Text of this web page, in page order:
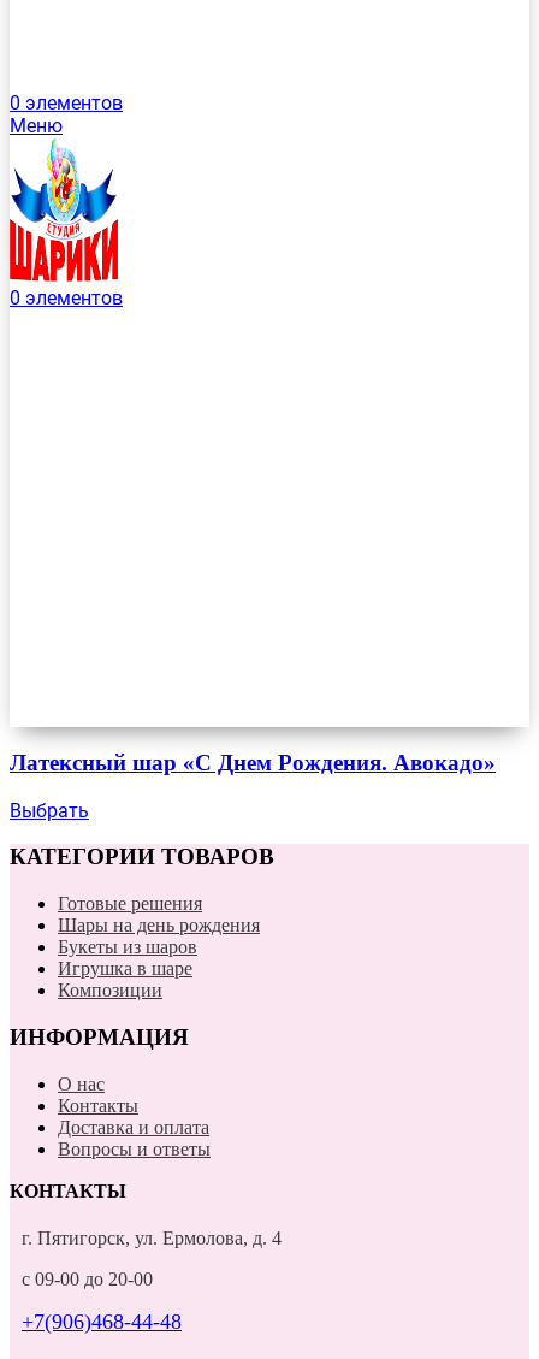
0 элементов
Меню
0 элементов
Латексный шар «С Днем Рождения. Авокадо»
Выбрать
КАТЕГОРИИ ТОВАРОВ
Готовые решения
Шары на день рождения
Букеты из шаров
Игрушка в шаре
Композиции
ИНФОРМАЦИЯ
О нас
Контакты
Доставка и оплата
Вопросы и ответы
КОНТАКТЫ
г. Пятигорск, ул. Ермолова, д. 4
с 09-00 до 20-00
+7(906)468-44-48